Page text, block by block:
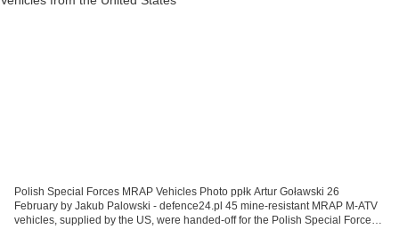
Polish Special Forces MRAP Vehicles Photo ppłk Artur Goławski 26
February by Jakub Palowski - defence24.pl 45 mine-resistant MRAP M-ATV
vehicles, supplied by the US, were handed-off for the Polish Special Forces